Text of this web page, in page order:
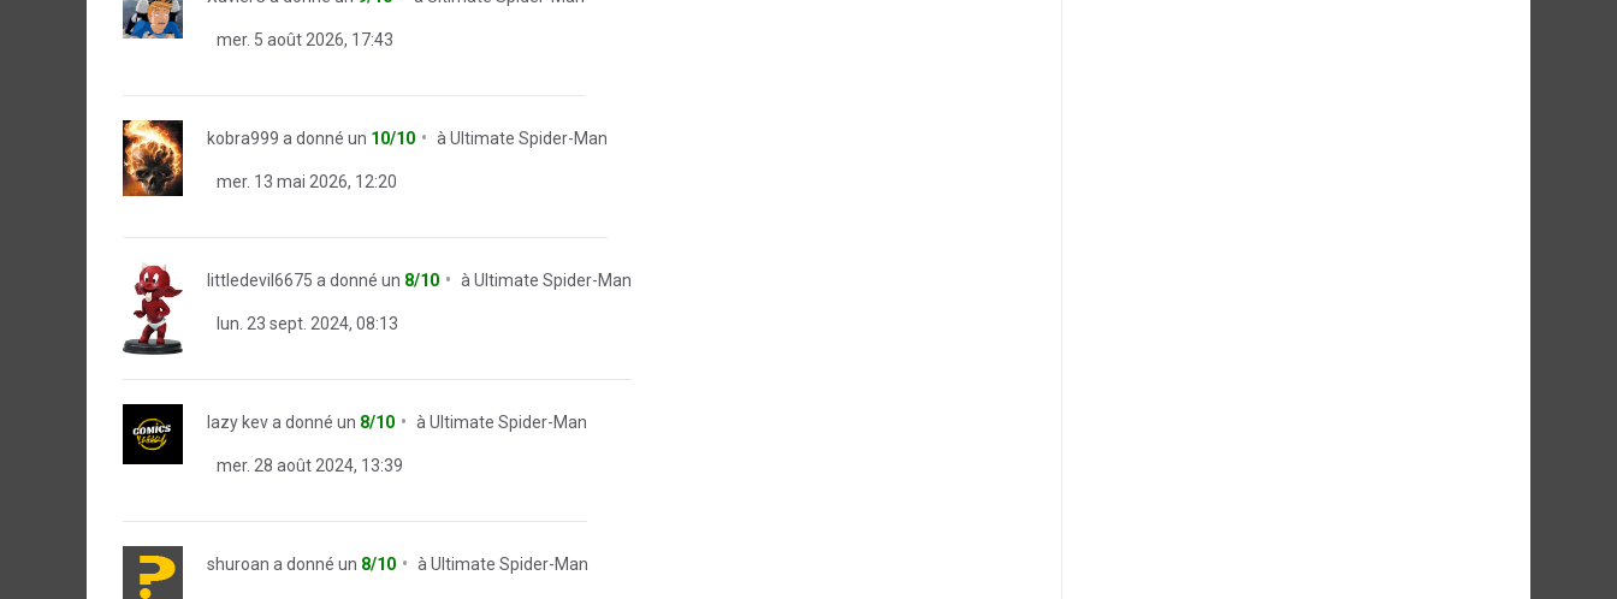
mer. 5 août 2026, 17:43
kobra999 a donné un 10/10 à Ultimate Spider-Man
mer. 13 mai 2026, 12:20
littledevil6675 a donné un 8/10 à Ultimate Spider-Man
lun. 23 sept. 2024, 08:13
lazy keva donné un 8/10 à Ultimate Spider-Man
mer. 28 août 2024, 13:39
shuroan a donné un 8/10 à Ultimate Spider-Man